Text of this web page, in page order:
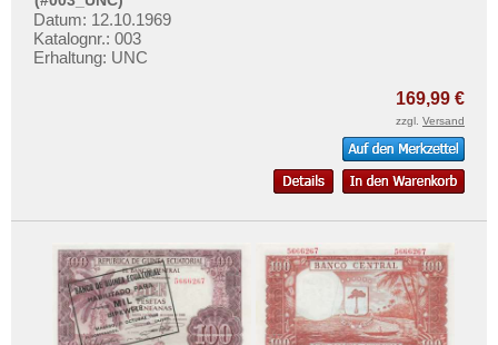
Privatsphäre und Datenschutz
Widerrufsbelehrung
Datum: 12.10.1969
Katalognr.: 003
Erhaltung: UNC
169,99 €
zzgl. Versand